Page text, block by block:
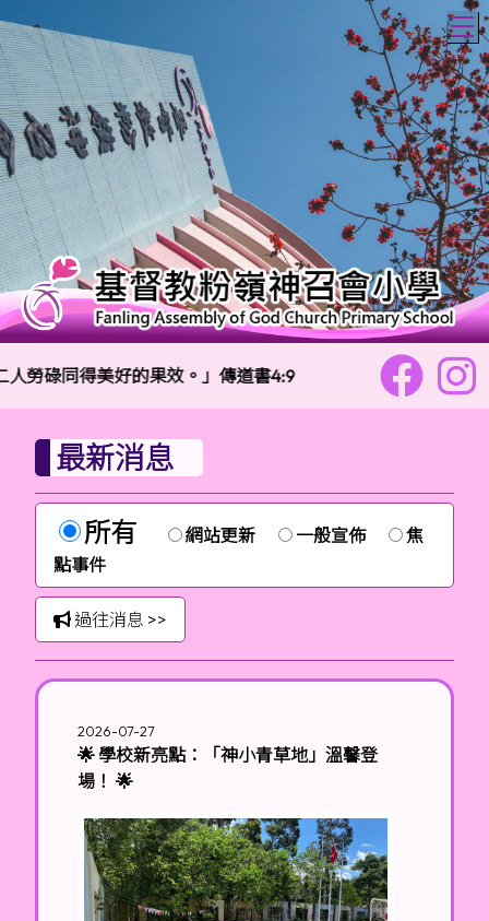
得美好的果效。」傳道書4:9 樂善勇敢 信
最新消息
所有 網站更新 一般宣佈
焦
點事件
過往消息 >>
2026-07-27
🌟 學校新亮點：「神小青草地」溫馨登
場！ 🌟